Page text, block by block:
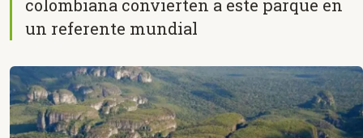
colombiana convierten a este parque en
un referente mundial